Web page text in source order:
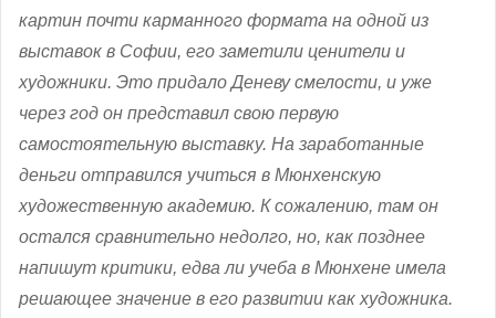
картин почти карманного формата на одной из
выставок в Софии, его заметили ценители и
художники. Это придало Деневу смелости, и уже
через год он представил свою первую
самостоятельную выставку. На заработанные
деньги отправился учиться в Мюнхенскую
художественную академию. К сожалению, там он
остался сравнительно недолго, но, как позднее
напишут критики, едва ли учеба в Мюнхене имела
решающее значение в его развитии как художника.